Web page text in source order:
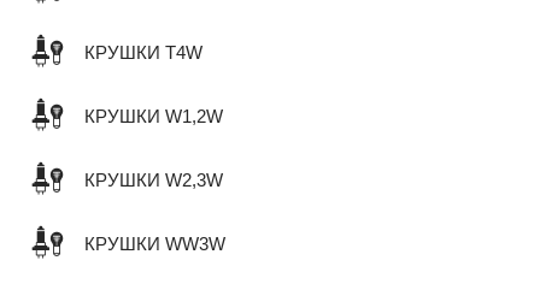
КРУШКИ T4W
КРУШКИ W1,2W
КРУШКИ W2,3W
КРУШКИ WW3W